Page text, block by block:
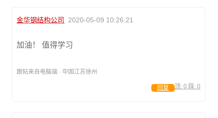
金华钢结构公司 2020-05-09 10:26:21
加油！ 值得学习
跟帖来自电脑端 · 中国江苏徐州
顶: 0 踩: 0
回复